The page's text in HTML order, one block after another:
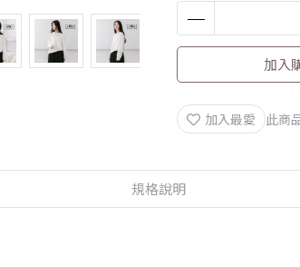
加入
加入最愛 此商
規格說明